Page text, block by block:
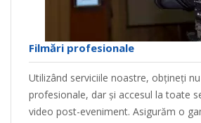
Filmări profesionale
Utilizând serviciile noastre, obțineți
profesionale, dar și accesul la toate
video post-eveniment. Asigurăm o